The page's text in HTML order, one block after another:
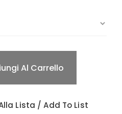
Al Carrello
Lista / Add To List